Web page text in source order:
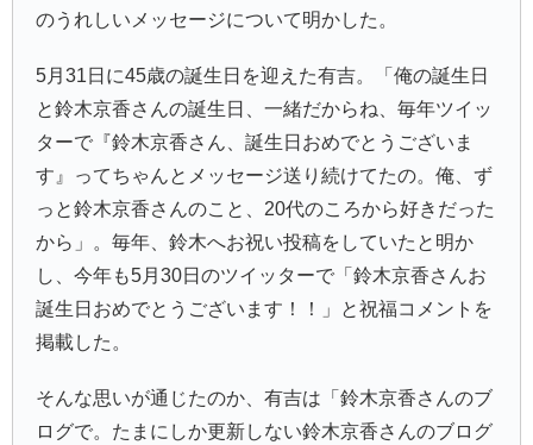
のうれしいメッセージについて明かした。
5月31日に45歳の誕生日を迎えた有吉。「俺の誕生日
と鈴木京香さんの誕生日、一緒だからね、毎年ツイッ
ターで『鈴木京香さん、誕生日おめでとうございま
す』ってちゃんとメッセージ送り続けてたの。俺、ず
っと鈴木京香さんのこと、20代のころから好きだった
から」。毎年、鈴木へお祝い投稿をしていたと明か
し、今年も5月30日のツイッターで「鈴木京香さんお
誕生日おめでとうございます！！」と祝福コメントを
掲載した。
そんな思いが通じたのか、有吉は「鈴木京香さんのブ
ログで。たまにしか更新しない鈴木京香さんのブログ